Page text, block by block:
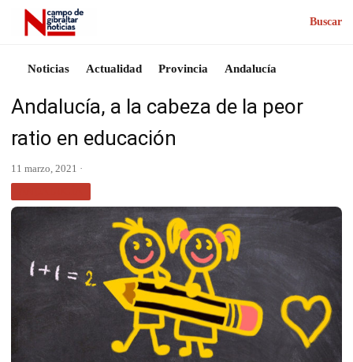
Buscar
Noticias Actualidad Provincia Andalucía
Andalucía, a la cabeza de la peor
ratio en educación
11 marzo, 2021 ·